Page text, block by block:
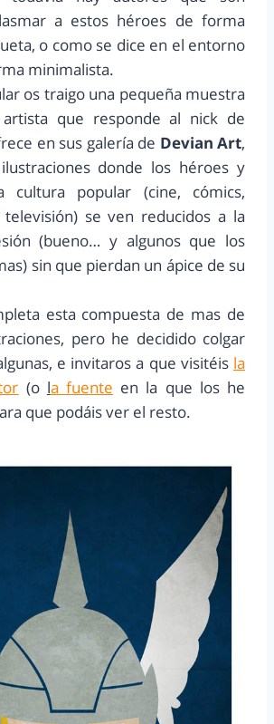
a estos héroes de forma
o como se dice en el entorno
minimalista.
os traigo una pequeña muestra
que responde al nick de
en sus galería de Devian Art,
donde los héroes y
cultura popular (cine, cómics,
se ven reducidos a la
(bueno… y algunos que los
sin que pierdan un ápice de su
esta compuesta de mas de
pero he decidido colgar
e invitaros a que visitéis la
(o la fuente en la que los he
que podáis ver el resto.